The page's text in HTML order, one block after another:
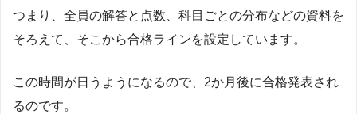
つまり、全員の解答と点数、科目ごとの分布などの資料を
そろえて、そこから合格ラインを設定しています。
この時間が日うようになるので、2か月後に合格発表され
るのです。